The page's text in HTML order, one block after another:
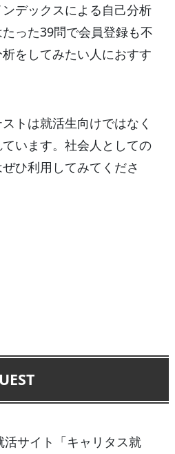
デックスによる自己分析
った39問で会員登録も不
をしてみたい人におすす
トは就活生向けではなく
います。社会人としての
ひ利用してみてくださ
活サイト「キャリタス就